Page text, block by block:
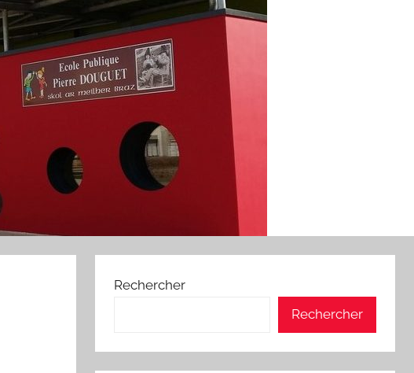
Rechercher
Rechercher